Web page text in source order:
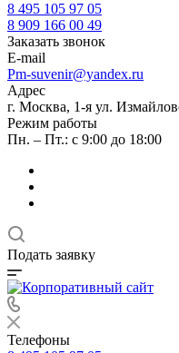
8 495 105 97 05
8 909 166 00 49
Заказать звонок
E-mail
Pm-suvenir@yandex.ru
Адрес
г. Москва, 1-я ул.
Режим работы
Пн. – Пт.: с 9:00 до 18:00
Подать заявку
Телефоны